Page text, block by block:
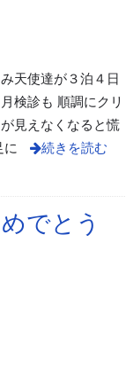
天使達が３泊４日
検診も 順調にクリ
見えなくなると慌
に
続きを読む
でとう